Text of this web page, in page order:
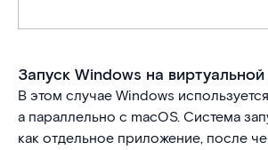
Запуск Windows на
В этом случае Windows
а параллельно с macOS. Система
как отдельное приложение, после